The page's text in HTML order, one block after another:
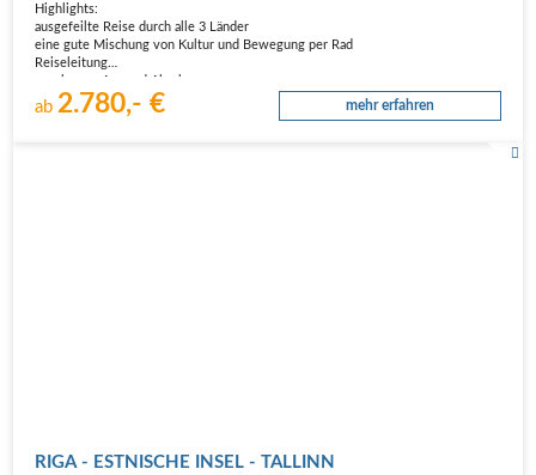
Highlights:
ausgefeilte Reise durch alle 3 Länder
eine gute Mischung von Kultur und Bewegung per Rad
Reiseleitung
gute Hotels, kleine Gruppe
Zeit für eigene Aktivitäten
ab2.780,- € mehr erfahren
RIGA - ESTNISCHE INSEL - TALLINN